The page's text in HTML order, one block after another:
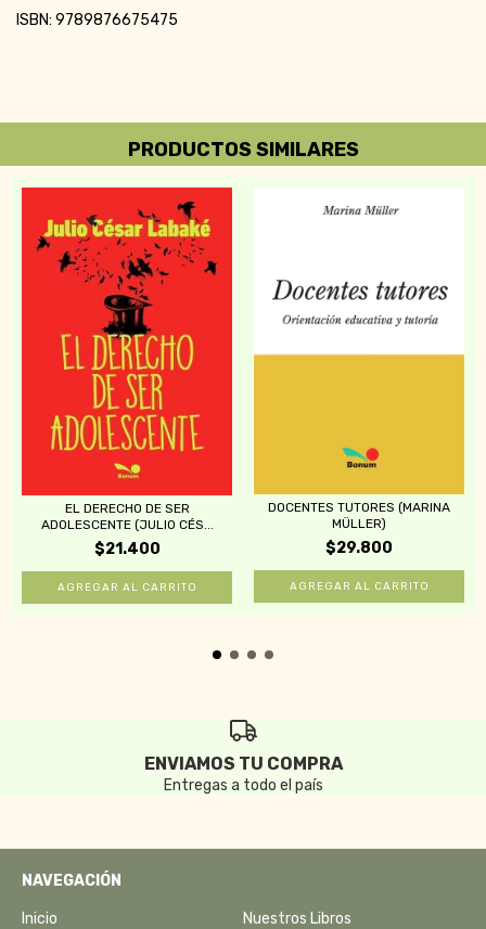
ISBN: 9789876675475
PRODUCTOS SIMILARES
EL DERECHO DE SER
ADOLESCENTE (JULIO CÉS...
$21.400
DOCENTES TUTORES (MARINA
MÜLLER)
$29.800
ENVIAMOS TU COMPRA
Entregas a todo el país
NAVEGACIÓN
Inicio Nuestros Libros